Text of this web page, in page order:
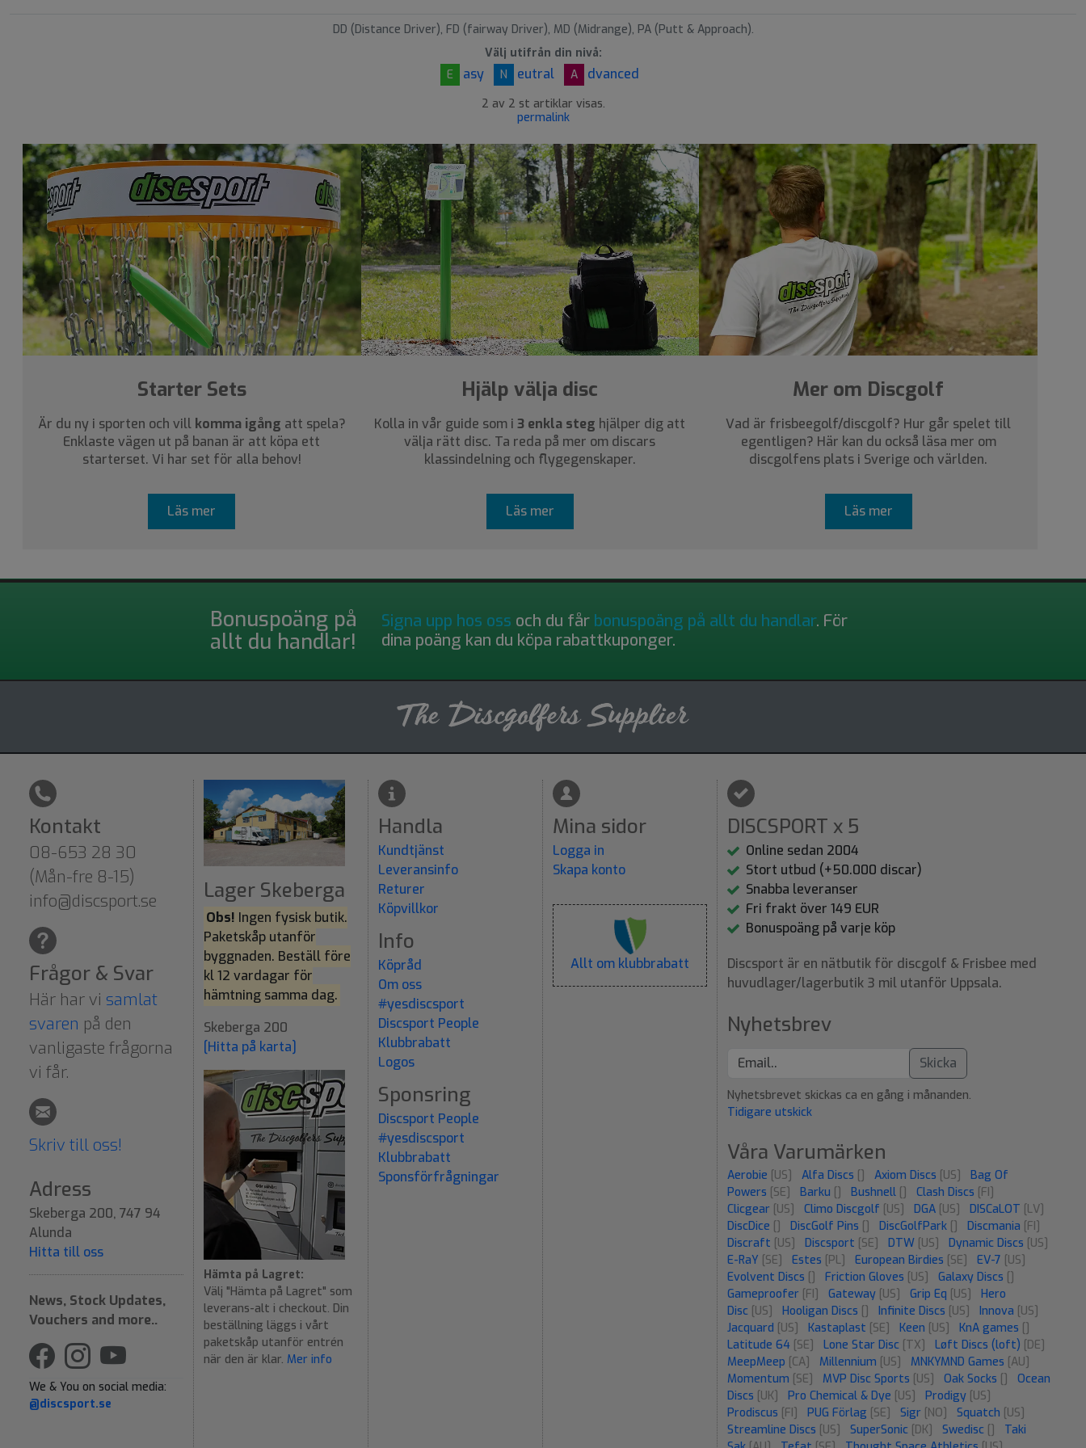
DD (Distance Driver), FD (fairway Driver), MD (Midrange), PA (Putt & Approach).
Välj utifrån din nivå:
E
asy N eutral A dvanced
2 av 2 st artiklar visas.
permalink
Starter Sets
Är du ny i sporten och vill komma igång att spela?
Enklaste vägen ut på banan är att köpa ett
starterset. Vi har set för alla behov!
Läs mer
Hjälp välja disc
Kolla in vår guide som i3 enkla steg hjälper dig att
välja rätt disc. Ta reda på mer om discars
klassindelning och flygegenskaper.
Läs mer
Mer om Discgolf
Vad är frisbeegolf/discgolf? Hur går spelet till
egentligen? Här kan du också läsa mer om
discgolfens plats i Sverige och världen.
Läs mer
Bonuspoäng på
allt du handlar!
Signa upp hos oss och du får bonuspoäng på allt du handlar. För
dina poäng kan du köpa rabattkuponger.
Kontakt
08-653 28 30
(Mån-fre 8-15)
info@discsport.se
Frågor & Svar
Här har vi samlat
svaren på den
vanligaste frågorna
vi får.
Skriv till oss!
Adress
Skeberga 200, 747 94
Alunda
Hitta till oss
News, Stock Updates,
Vouchers and more..
We & You on social media:
@discsport.se
Lager Skeberga
Obs! Ingen fysisk butik.
Paketskåp utanför
byggnaden. Beställ före
kl 12 vardagar för
hämtning samma dag.
Skeberga 200
[Hitta på karta]
Hämta på Lagret:
Välj "Hämta på Lagret" som
leverans-alt i checkout. Din
beställning läggs i vårt
paketskåp utanför entrén
när den är klar. Mer info
Handla
Kundtjänst
Leveransinfo
Returer
Köpvillkor
Info
Köpråd
Om oss
#yesdiscsport
Discsport People
Klubbrabatt
Logos
Sponsring
Discsport People
#yesdiscsport
Klubbrabatt
Sponsförfrågningar
Mina sidor
Logga in
Skapa konto
Allt om klubbrabatt
DISCSPORT x 5
Online sedan 2004
Stort utbud (+50.000 discar)
Snabba leveranser
Fri frakt över 149 EUR
Bonuspoäng på varje köp
Discsport är en nätbutik för discgolf & Frisbee med
huvudlager/lagerbutik 3 mil utanför Uppsala.
Nyhetsbrev
Skicka
Nyhetsbrevet skickas ca en gång i månanden.
Tidigare utskick
Våra Varumärken
Aerobie [US] Alfa Discs [] Axiom Discs [US]
Bag Of
Powers [SE] Barku [] Bushnell [] Clash Discs [FI]
Clicgear [US] Climo Discgolf [US] DGA [US] DISCaLOT [LV]
DiscDice [] DiscGolf Pins [] DiscGolfPark [] Discmania [FI]
Discraft [US] Discsport [SE] DTW [US] Dynamic Discs [US]
E-RaY [SE] Estes [PL] European Birdies [SE] EV-7 [US]
Evolvent Discs [] Friction Gloves [US] Galaxy Discs []
Gameproofer [FI] Gateway [US] Grip Eq [US]
Hero
Disc [US] Hooligan Discs [] Infinite Discs [US] Innova [US]
Jacquard [US] Kastaplast [SE] Keen [US] KnA games []
Latitude 64 [SE] Lone Star Disc [TX] Løft Discs (loft) [DE]
MeepMeep [CA] Millennium [US] MNKYMND Games [AU]
Momentum [SE] MVP Disc Sports [US] Oak Socks []
Ocean
Discs [UK] Pro Chemical & Dye [US] Prodigy [US]
Prodiscus [FI] PUG Förlag [SE] Sigr [NO] Squatch [US]
Streamline Discs [US] SuperSonic [DK] Swedisc []
Taki